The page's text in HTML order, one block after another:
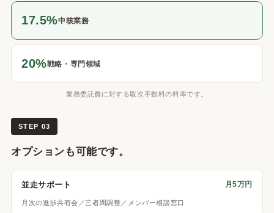
17.5%中核業務
20%戦略・専門領域
業務委託費に対する取次手数料の料率です。
STEP 03
オプションも可能です。
並走サポート 月5万円
月次の進捗共有会／三者間調整／メンバー相談窓口